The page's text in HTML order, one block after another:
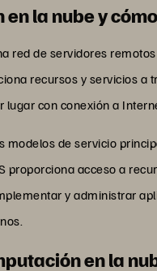
la nube y
red de servidores
recursos y servicios a
con conexión a
modelos de servicio
proporciona acceso a
y administrar
en la